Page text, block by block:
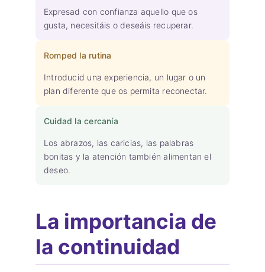
Expresad con confianza aquello que os
gusta, necesitáis o deseáis recuperar.
Romped la rutina
Introducid una experiencia, un lugar o un
plan diferente que os permita reconectar.
Cuidad la cercanía
Los abrazos, las caricias, las palabras
bonitas y la atención también alimentan el
deseo.
La importancia de
la continuidad